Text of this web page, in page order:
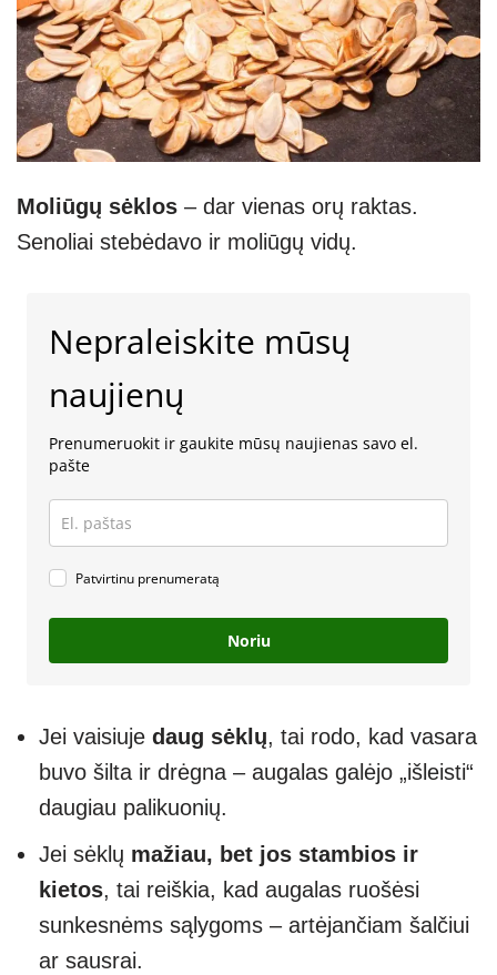
Moliūgų sėklos – dar vienas orų raktas.
Senoliai stebėdavo ir moliūgų vidų.
Nepraleiskite mūsų
naujienų
Prenumeruokit ir gaukite mūsų naujienas savo el.
pašte
Patvirtinu prenumeratą
Noriu
Jei vaisiuje daug sėklų, tai rodo, kad vasara
buvo šilta ir drėgna – augalas galėjo „išleisti“
daugiau palikuonių.
Jei sėklų mažiau, bet jos stambios ir
kietos, tai reiškia, kad augalas ruošėsi
sunkesnėms sąlygoms – artėjančiam šalčiui
ar sausrai.